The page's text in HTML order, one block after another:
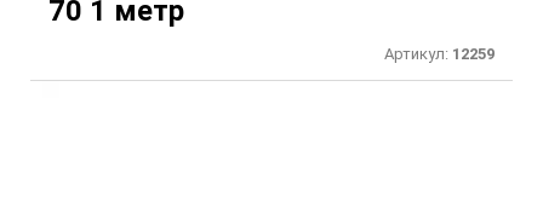
70 1 метр
Артикул: 12259